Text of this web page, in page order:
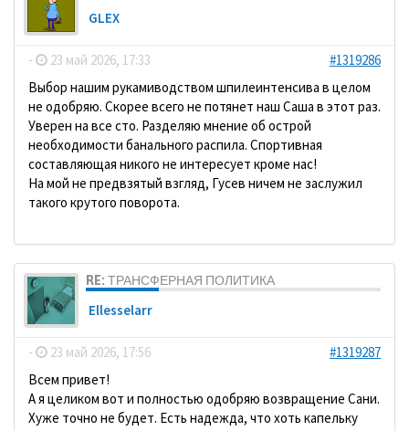
GLEX
- 23 май 2026, 17:33
#1319286
Выбор нашим рукамиводством шпилеинтенсива в целом
не одобряю. Скорее всего не потянет наш Саша в этот раз.
Уверен на все сто. Разделяю мнение об острой
необходимости банального распила. Спортивная
составляющая никого не интересует кроме нас!
На мой не предвзятый взгляд, Гусев ничем не заслужил
такого крутого поворота.
RE: ТРАНСФЕРНАЯ ПОЛИТИКА
Ellesselarr
- 23 май 2026, 17:56
#1319287
Всем привет!
А я целиком вот и полностью одобряю возвращение Сани.
Хуже точно не будет. Есть надежда, что хоть капельку